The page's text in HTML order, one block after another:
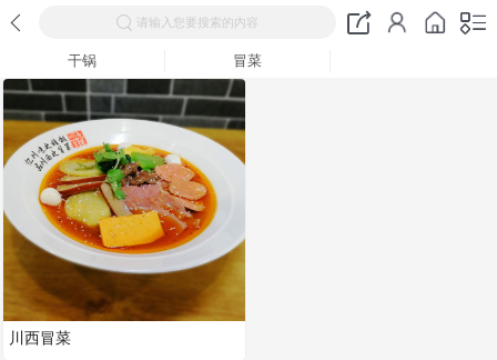
请输入您要搜索的内容
干锅 冒菜
川西冒菜